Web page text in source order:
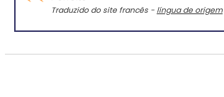
Traduzido do site francês - língua de origem